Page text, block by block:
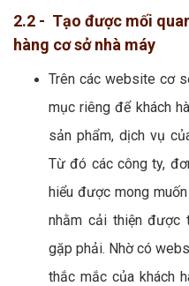
2.2 - Tạo được mối
hàng cơ sở nhà máy
Trên các website cơ
mục riêng để khách
sản phẩm, dịch vụ
Từ đó các công ty,
hiểu được mong
nhằm cải thiện được
gặp phải. Nhờ có
thắc mắc của khách